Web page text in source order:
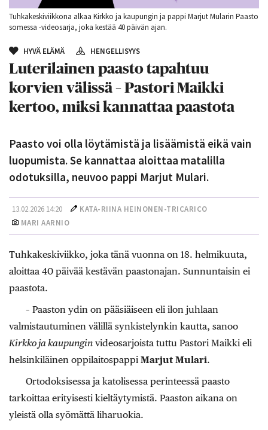
Tuhkakeskiviikkona alkaa Kirkko ja kaupungin ja pappi Marjut Mularin Paasto
somessa -videosarja, joka kestää 40 päivän ajan.
HYVÄ ELÄMÄ HENGELLISYYS
Luterilainen paasto tapahtuu
korvien välissä – Pastori Maikki
kertoo, miksi kannattaa paastota
Paasto voi olla löytämistä ja lisäämistä eikä vain
luopumista. Se kannattaa aloittaa matalilla
odotuksilla, neuvoo pappi Marjut Mulari.
13.02.2026 14:20
KATA-RIINA HEINONEN-TRICARICO
MARI AARNIO
Tuhkakeskiviikko, joka tänä vuonna on 18. helmikuuta,
aloittaa 40 päivää kestävän paastonajan. Sunnuntaisin ei
paastota.
– Paaston ydin on pääsiäiseen eli ilon juhlaan
valmistautuminen välillä synkistelynkin kautta, sanoo
Kirkko ja kaupungin videosarjoista tuttu Pastori Maikki eli
helsinkiläinen oppilaitospappi Marjut Mulari.
Ortodoksisessa ja katolisessa perinteessä paasto
tarkoittaa erityisesti kieltäytymistä. Paaston aikana on
yleistä olla syömättä liharuokia.